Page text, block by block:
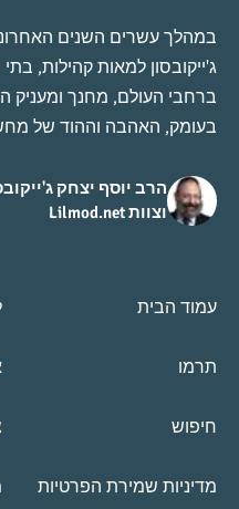
במהלך עשרים השנים
ג'ייקובסון למאות קהילות,
ברחבי העולם, מחנך ומעניק
בעומק, האהבה וההוד של
הרב יוסף יצחק
וצוות Lilmod.net
עמוד הבית
תרמו
חיפוש
מדיניות שמירת הפרטיות